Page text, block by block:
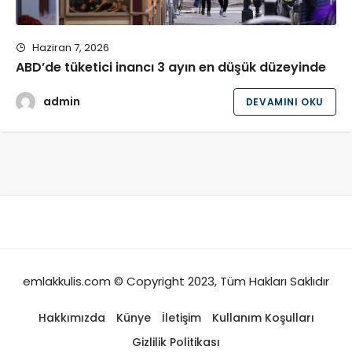
Haziran 7, 2026
ABD’de tüketici inancı 3 ayın en düşük düzeyinde
admin DEVAMINI OKU
emlakkulis.com © Copyright 2023, Tüm Hakları Saklıdır
Hakkımızda Künye İletişim
Kullanım Koşulları
Gizlilik Politikası